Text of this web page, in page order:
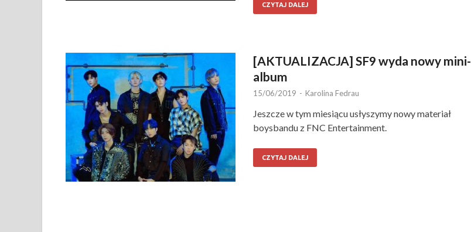
CZYTAJ DALEJ
[AKTUALIZACJA] SF9 wyda nowy mini-
album
15/06/2019 - Karolina Fedrau
Jeszcze w tym miesiącu usłyszymy nowy materiał
boysbandu z FNC Entertainment.
CZYTAJ DALEJ